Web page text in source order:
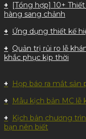
[Tổng hợp] 10+
hàng sang chảnh
Ứng dụng thiết kế
Quản trị rủi ro lễ
khắc phục kịp thời
Họp báo ra mắt sản
Mẫu kịch bản MC
Kịch bản chương
bạn nên biết